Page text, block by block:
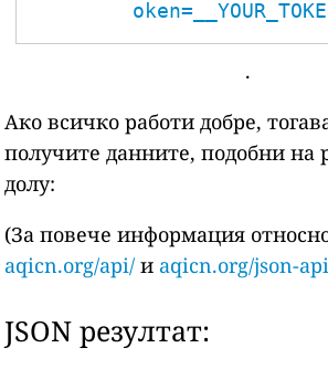
.
Ако всичко работи добре,
получите данните, подобни на
долу:
(За повече информация
aqicn.org/api/ и aqicn.org/json-
JSON резултат: